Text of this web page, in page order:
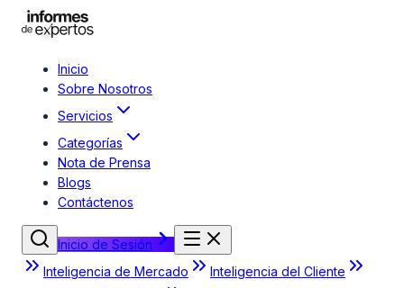
Inicio
Sobre Nosotros
Servicios
Categorías
Nota de Prensa
Blogs
Contáctenos
Inicio de Sesión
Inteligencia de Mercado
Inteligencia del Cliente